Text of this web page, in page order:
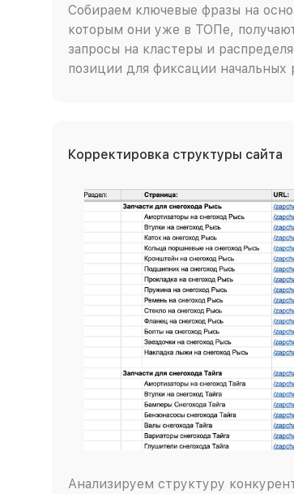
Собираем ключевые фразы на
которым они уже в ТОПе,
запросы на кластеры и
позиции для фиксации начальных
Корректировка структуры сайта
Анализируем структуру